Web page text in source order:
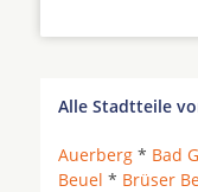
Alle Stadtteile
Auerberg * Bad
Beuel * Brüser